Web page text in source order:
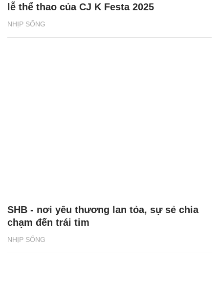
NHỊP SỐNG
lễ thể thao của CJ K Festa 2025
NHỊP SỐNG
SHB - nơi yêu thương lan tỏa, sự sẻ chia
chạm đến trái tim